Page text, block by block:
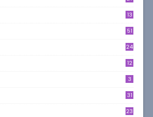
13
51
24
12
3
31
23